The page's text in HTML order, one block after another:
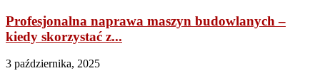
Profesjonalna naprawa maszyn budowlanych –
kiedy skorzystać z...
3 października, 2025